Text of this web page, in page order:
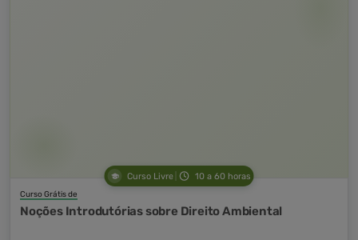
Curso Livre 10 a 60 horas
Curso Grátis de
Noções Introdutórias sobre Direito Ambiental